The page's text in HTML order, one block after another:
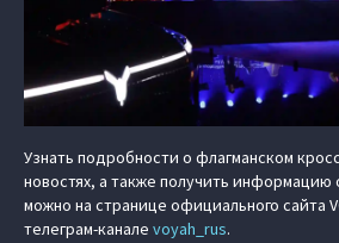
Узнать подробности о флагманском
новостях, а также получить информацию
можно на странице официального сайта
телеграм-канале voyah_rus.